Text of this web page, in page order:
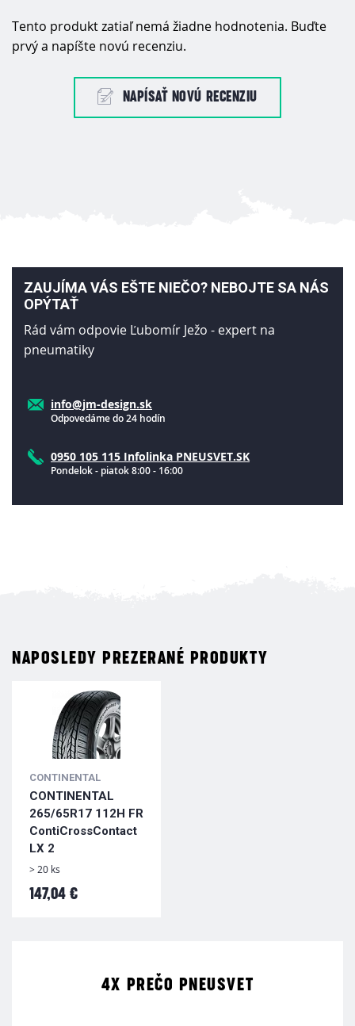
Tento produkt zatiaľ nemá žiadne hodnotenia. Buďte
prvý a napíšte novú recenziu.
NAPÍSAŤ NOVÚ RECENZIU
ZAUJÍMA VÁS EŠTE NIEČO? NEBOJTE SA NÁS
OPÝTAŤ
Rád vám odpovie Ľubomír Ježo - expert na
pneumatiky
info@jm-design.sk
Odpovedáme do 24 hodín
0950 105 115 Infolinka PNEUSVET.SK
Pondelok - piatok 8:00 - 16:00
NAPOSLEDY PREZERANÉ PRODUKTY
CONTINENTAL
CONTINENTAL
265/65R17 112H FR
ContiCrossContact
LX 2
> 20 ks
147,04 €
4X PREČO PNEUSVET